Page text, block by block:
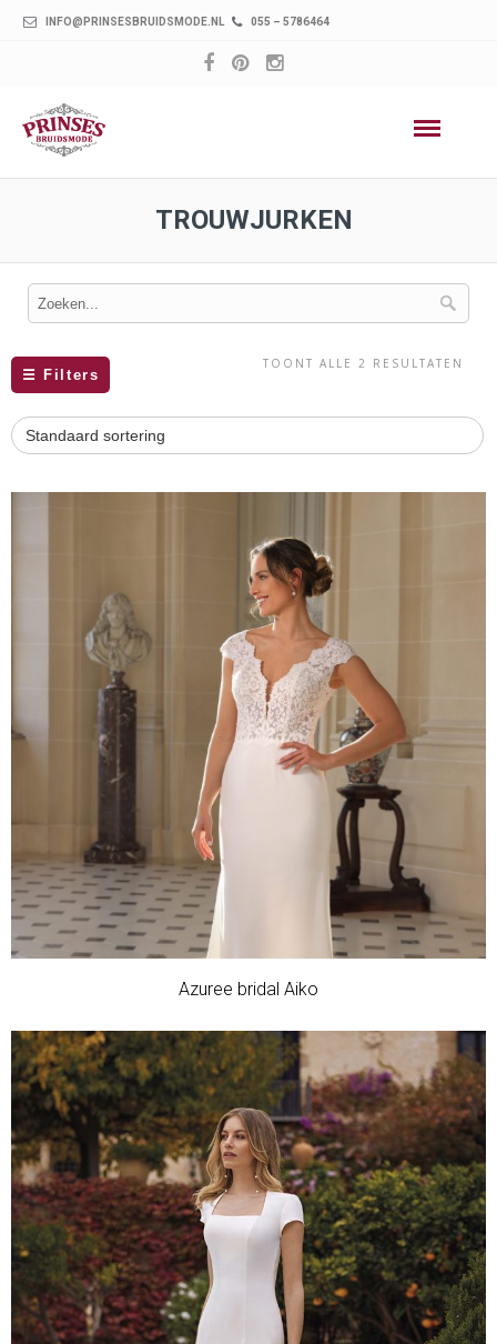
INFO@PRINSESBRUIDSMODE.NL 055 – 5786464
TROUWJURKEN
☰ Filters
TOONT ALLE 2 RESULTATEN
Azuree bridal Aiko